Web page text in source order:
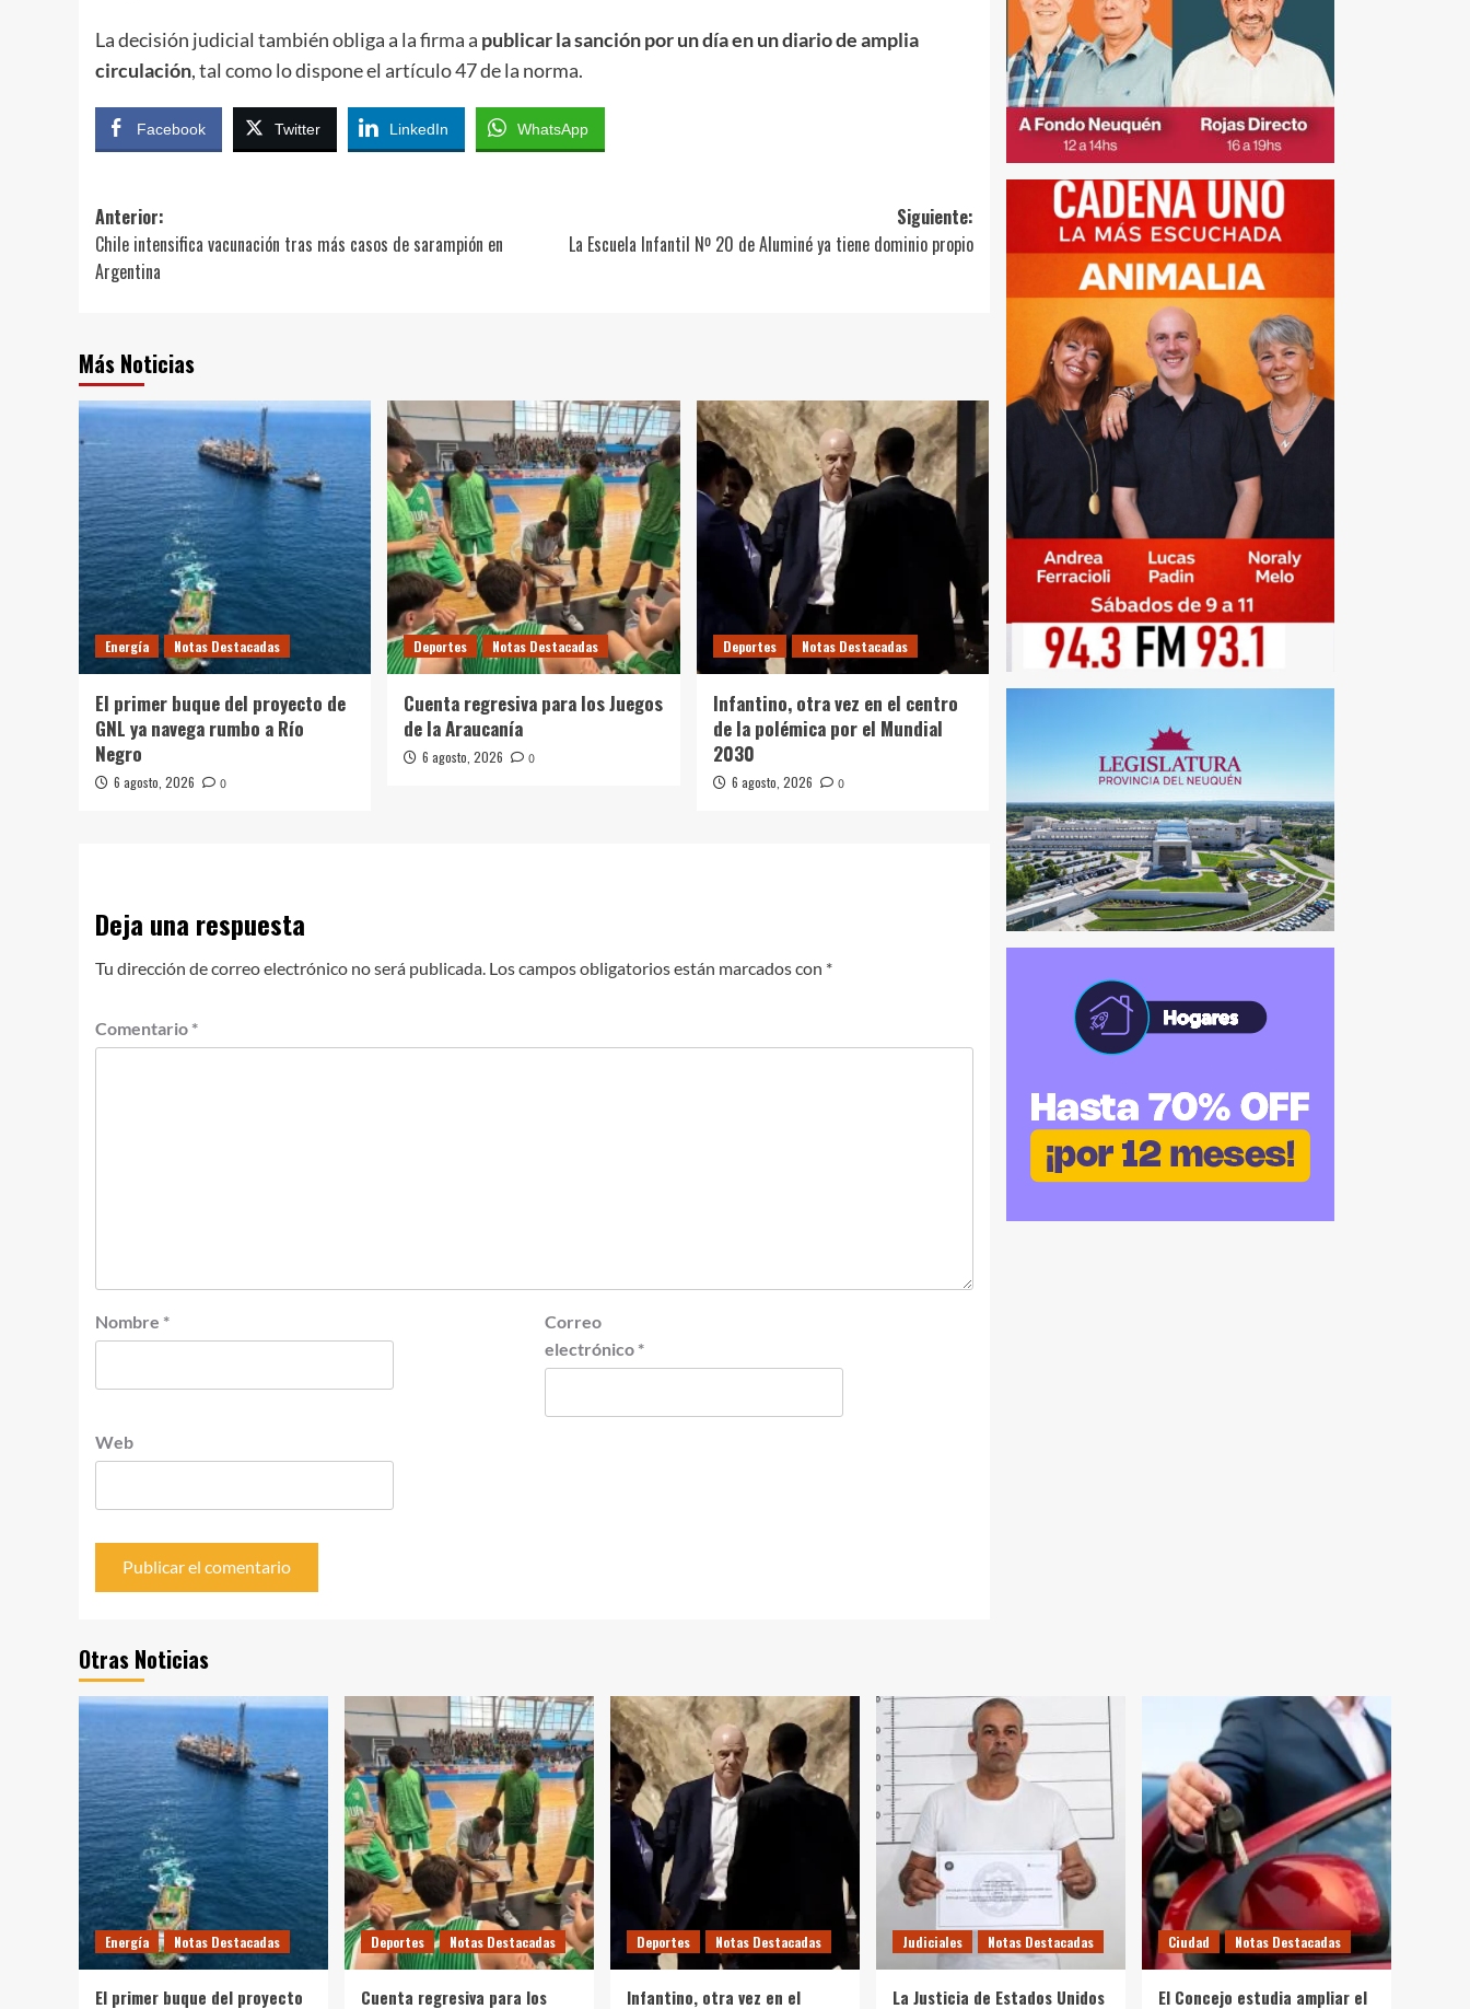
La decisión judicial también obliga a la firma a publicar la sanción por un día en un diario de amplia
circulación, tal como lo dispone el artículo 47 de la norma.
Facebook Twitter LinkedIn WhatsApp
Navegación
de
entradas
Anterior:
Chile intensifica vacunación tras más casos de sarampión en
Argentina
Siguiente:
La Escuela Infantil Nº 20 de Aluminé ya tiene dominio propio
Más Noticias
Energía Notas Destacadas
El primer buque del proyecto de
GNL ya navega rumbo a Río
Negro
6 agosto, 2026 0
Deportes Notas Destacadas
Cuenta regresiva para los Juegos
de la Araucanía
6 agosto, 2026 0
Deportes Notas Destacadas
Infantino, otra vez en el centro
de la polémica por el Mundial
2030
6 agosto, 2026 0
Deja una respuesta
Tu dirección de correo electrónico no será publicada. Los campos obligatorios están marcados con *
Comentario *
Nombre *
Correo
electrónico *
Web
Otras Noticias
Energía Notas Destacadas
El primer buque del proyecto
Deportes Notas Destacadas
Cuenta regresiva para los
Deportes Notas Destacadas
Infantino, otra vez en el
Judiciales Notas Destacadas
La Justicia de Estados Unidos
Ciudad Notas Destacadas
El Concejo estudia ampliar el